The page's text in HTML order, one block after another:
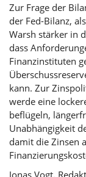
Zur Frage der
der Fed-Bilanz,
Warsh stärker in
dass
Finanzinstituten
kann. Zur
werde eine
beflügeln,
Unabhängigkeit
damit die Zinsen
Jonas Vogt,